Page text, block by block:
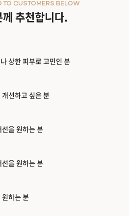
추천합니다.
TO CUSTOMERS BELOW
상한 피부로 고민인 분
선하고 싶은 분
을 원하는 분
을 원하는 분
하는 분